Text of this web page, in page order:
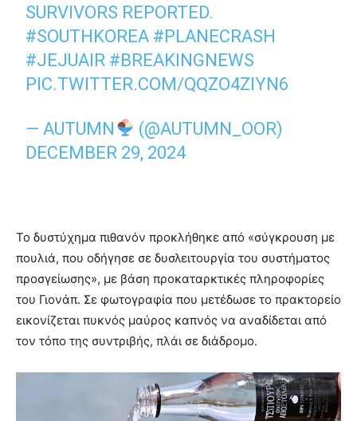
SURVIVORS REPORTED.
#SOUTHKOREA #PLANECRASH
#JEJUAIR #BREAKINGNEWS
PIC.TWITTER.COM/QQZO4ZIYN6
— AUTUMN
(@AUTUMN_OOR)
DECEMBER 29, 2024
Το δυστύχημα πιθανόν προκλήθηκε από «σύγκρουση με
πουλιά, που οδήγησε σε δυσλειτουργία του συστήματος
προσγείωσης», με βάση προκαταρκτικές πληροφορίες
του Γιονάπ. Σε φωτογραφία που μετέδωσε το πρακτορείο
εικονίζεται πυκνός μαύρος καπνός να αναδίδεται από
τον τόπο της συντριβής, πλάι σε διάδρομο.